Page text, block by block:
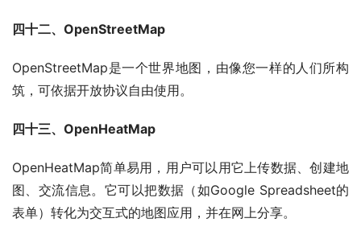
四十二、OpenStreetMap
OpenStreetMap是一个世界地图，由像您一样的人们所构
筑，可依据开放协议自由使用。
四十三、OpenHeatMap
OpenHeatMap简单易用，用户可以用它上传数据、创建地
图、交流信息。它可以把数据（如Google Spreadsheet的
表单）转化为交互式的地图应用，并在网上分享。